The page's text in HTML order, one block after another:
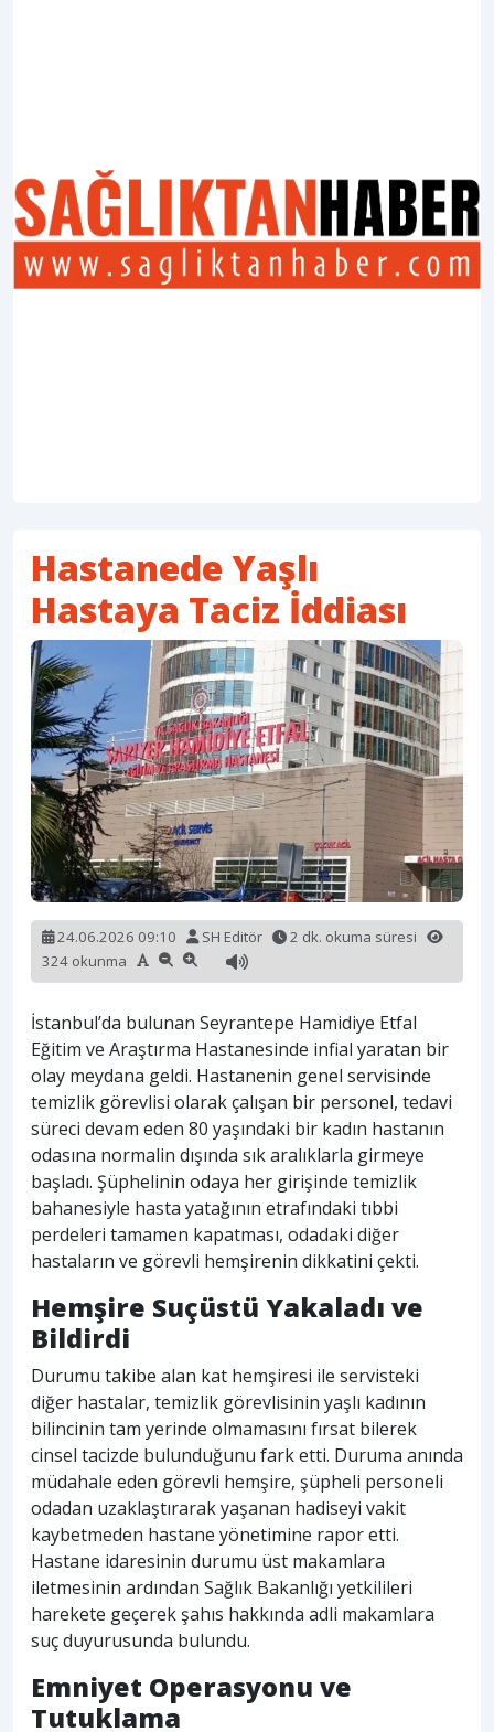
Hastanede Yaşlı
Hastaya Taciz İddiası
24.06.2026 09:10 SH Editör
2 dk. okuma süresi
324 okunma
İstanbul’da bulunan Seyrantepe Hamidiye Etfal
Eğitim ve Araştırma Hastanesinde infial yaratan bir
olay meydana geldi. Hastanenin genel servisinde
temizlik görevlisi olarak çalışan bir personel, tedavi
süreci devam eden 80 yaşındaki bir kadın hastanın
odasına normalin dışında sık aralıklarla girmeye
başladı. Şüphelinin odaya her girişinde temizlik
bahanesiyle hasta yatağının etrafındaki tıbbi
perdeleri tamamen kapatması, odadaki diğer
hastaların ve görevli hemşirenin dikkatini çekti.
Hemşire Suçüstü Yakaladı ve
Bildirdi
Durumu takibe alan kat hemşiresi ile servisteki
diğer hastalar, temizlik görevlisinin yaşlı kadının
bilincinin tam yerinde olmamasını fırsat bilerek
cinsel tacizde bulunduğunu fark etti. Duruma anında
müdahale eden görevli hemşire, şüpheli personeli
odadan uzaklaştırarak yaşanan hadiseyi vakit
kaybetmeden hastane yönetimine rapor etti.
Hastane idaresinin durumu üst makamlara
iletmesinin ardından Sağlık Bakanlığı yetkilileri
harekete geçerek şahıs hakkında adli makamlara
suç duyurusunda bulundu.
Emniyet Operasyonu ve
Tutuklama